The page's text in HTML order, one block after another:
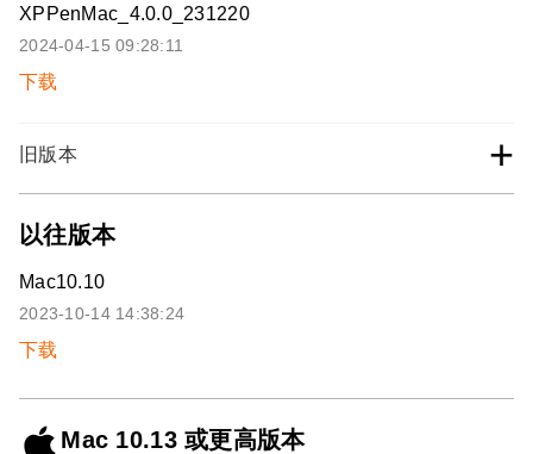
XPPenMac_4.0.0_231220
2024-04-15 09:28:11
下载
旧版本 +
以往版本
Mac10.10
2023-10-14 14:38:24
下载
Mac 10.13 或更高版本